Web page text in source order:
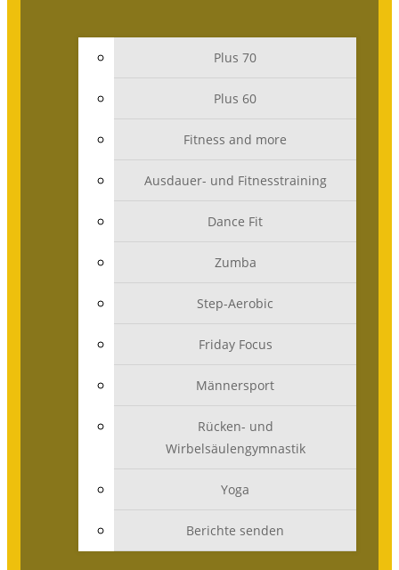
Plus 70
Plus 60
Fitness and more
Ausdauer- und Fitnesstraining
Dance Fit
Zumba
Step-Aerobic
Friday Focus
Männersport
Rücken- und
Wirbelsäulengymnastik
Yoga
Berichte senden